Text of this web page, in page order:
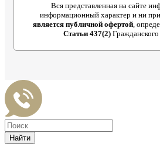
Вся представленная на сайте
информационный характер и ни
является публичной офертой,
Статьи 437(2)
Найти